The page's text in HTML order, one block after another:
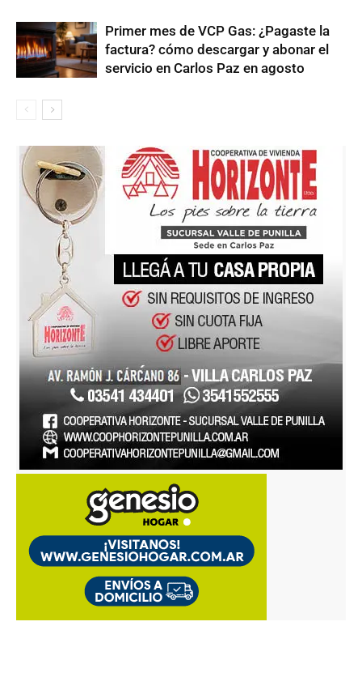
Primer mes de VCP Gas: ¿Pagaste la
factura? cómo descargar y abonar el
servicio en Carlos Paz en agosto